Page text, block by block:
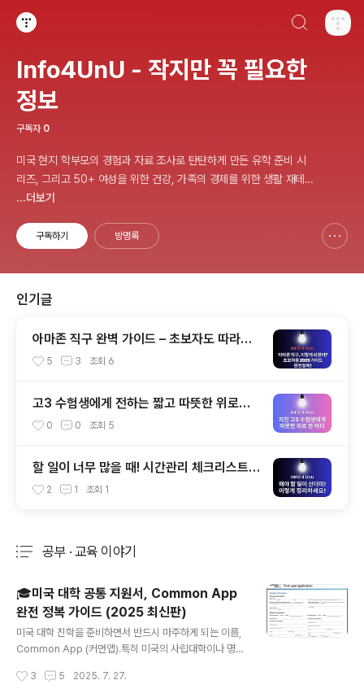
Info4UnU - 작지만 꼭 필요한
정보
구독자 0
미국 현지 학부모의 경험과 자료 조사로 탄탄하게 만든 유학 준비 시
리즈, 그리고 50+ 여성을 위한 건강, 가족의 경제를 위한 생활 재테
크까지. 복잡한 세상을 똑똑하게 살아가기 위한 생활 밀착형 정보 블
...더보기
구독하기 방명록
인기글
아마존 직구 완벽 가이드 – 초보자도 따라하
는 해외직구 첫걸음 (2025 최신판)
5 3 조회 6
고3 수험생에게 전하는 짧고 따뜻한 위로의
말 10가지 – 지친 마음에 전하는 응원
0 0 조회 5
할 일이 너무 많을 때! 시간관리 체크리스트로
하루를 체계적으로 정리하는 법
2 1 조회 1
공부 · 교육 이야기
🎓미국 대학 공통 지원서, Common App
완전 정복 가이드 (2025 최신판)
미국 대학 진학을 준비하면서 반드시 마주하게 되는 이름,
Common App (커먼앱).특히 미국의 사립대학이나 명문
가 어렵다고 해도 과언이 아닙니다.저 역시 아들의 유학 준
3 5 2025. 7. 27.